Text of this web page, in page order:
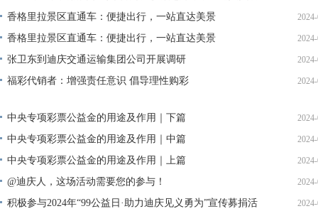
单公示
香格里拉景区直通车：便捷出行，一站直达美景
香格里拉景区直通车：便捷出行，一站直达美景
张卫东到迪庆交通运输集团公司开展调研
福彩代销者：增强责任意识 倡导理性购彩
中央专项彩票公益金的用途及作用｜下篇
中央专项彩票公益金的用途及作用｜中篇
中央专项彩票公益金的用途及作用｜上篇
@迪庆人，这场活动需要您的参与！
积极参与2024年“99公益日·助力迪庆见义勇为”宣传募捐活